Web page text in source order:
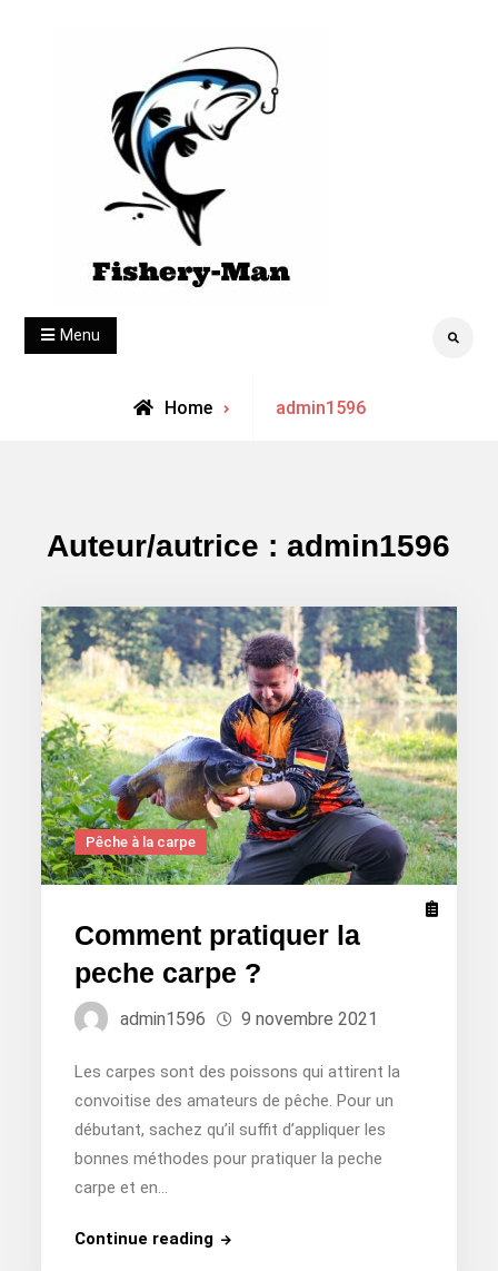
fishery-man
Menu Search
Home
View
admin1596
Auteur/autrice : admin1596
Pêche à la carpe
Comment pratiquer la
peche carpe ?
admin1596 9 novembre 2021
Les carpes sont des poissons qui attirent la
convoitise des amateurs de pêche. Pour un
débutant, sachez qu’il suffit d’appliquer les
bonnes méthodes pour pratiquer la peche
carpe et en…
Continue readingComment